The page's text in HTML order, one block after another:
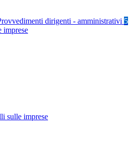
dirigenti - amministrativi 5
imprese
sulle imprese